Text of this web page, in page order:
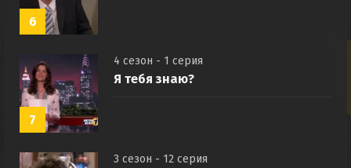
6
7
4 сезон - 1 серия
Я тебя знаю?
3 сезон - 12 серия